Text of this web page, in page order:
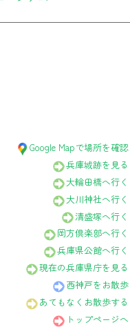
Google Mapで場所を確認
兵庫城跡を見る
大輪田橋へ行く
大川神社へ行く
清盛塚へ行く
岡方倶楽部へ行く
兵庫県公館へ行く
現在の兵庫県庁を見る
西神戸をお散歩
あてもなくお散歩する
トップページへ